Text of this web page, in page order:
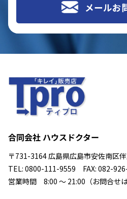
メールお
合同会社 ハウスドクター
〒731-3164 広島県広島市安佐南区
TEL: 0800-111-9559 FAX: 082-
営業時間 8:00 ～ 21:00（お問合せ